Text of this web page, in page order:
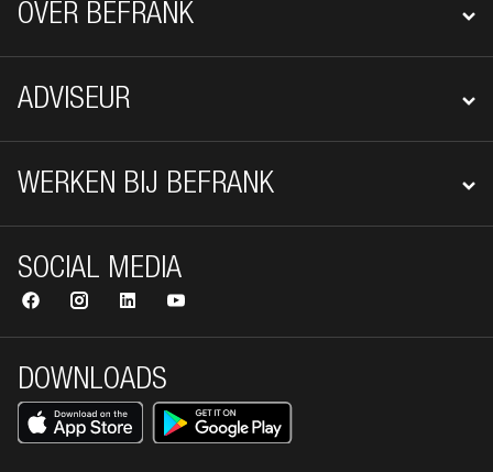
OVER BEFRANK
ADVISEUR
WERKEN BIJ BEFRANK
DOWNLOADS
SOCIAL MEDIA